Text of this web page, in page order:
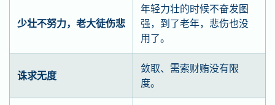
少壮不努力，老大徒伤悲
年轻力壮的时候不奋发图
强，到了老年，悲伤也没
用了。
诛求无度
敛取、需索财贿没有限
度。